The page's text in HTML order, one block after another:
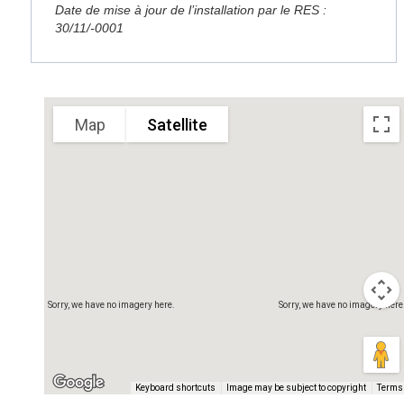
Date de mise à jour de l’installation par le RES :
30/11/-0001
Sorry, we have no imagery here. Sorry, we have no imagery
Map Satellite
Keyboard shortcuts Image may be subject to copyright Terms